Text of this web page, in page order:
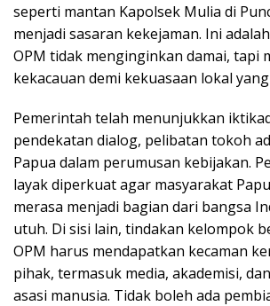
seperti mantan Kapolsek Mulia di
menjadi sasaran kekejaman. Ini
OPM tidak menginginkan damai, tapi
kekacauan demi kekuasaan lokal
Pemerintah telah menunjukkan
pendekatan dialog, pelibatan tokoh
Papua dalam perumusan kebijakan.
layak diperkuat agar masyarakat
merasa menjadi bagian dari bangsa
utuh. Di sisi lain, tindakan kelompok
OPM harus mendapatkan kecaman
pihak, termasuk media, akademisi,
asasi manusia. Tidak boleh ada